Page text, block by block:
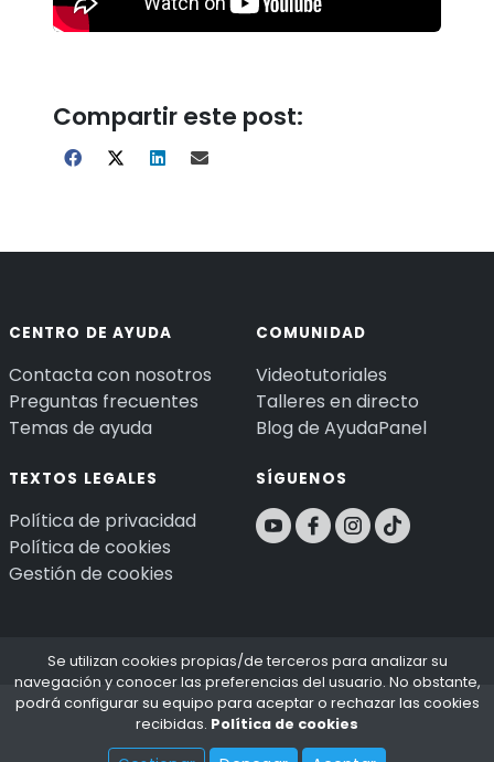
Compartir este post:
CENTRO DE AYUDA
Contacta con nosotros
Preguntas frecuentes
Temas de ayuda
COMUNIDAD
Videotutoriales
Talleres en directo
Blog de AyudaPanel
TEXTOS LEGALES
Política de privacidad
Política de cookies
Gestión de cookies
SÍGUENOS
Se utilizan cookies propias/de terceros para analizar su
navegación y conocer las preferencias del usuario. No obstante,
podrá configurar su equipo para aceptar o rechazar las cookies
recibidas. Política de cookies